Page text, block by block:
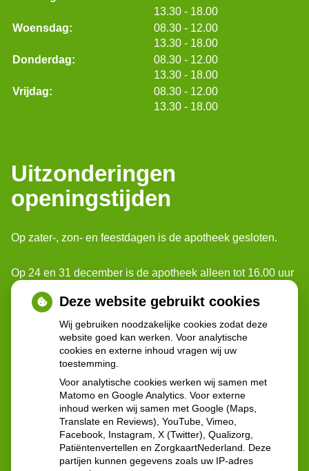
13.30 tot
- 18.00
Woensdag:
08.30 tot
- 12.00
13.30 tot
- 18.00
Donderdag:
08.30 tot
- 12.00
13.30 tot
- 18.00
Vrijdag:
08.30 tot
- 12.00
13.30 tot
- 18.00
Uitzonderingen
openingstijden
Op zater-, zon- en feestdagen is de apotheek gesloten.
Op 24 en 31 december is de apotheek alleen tot 16.00 uur
geopend.
Voor spoedgevallen buiten onze openingstijden, kunt u
terecht bij: Poli-apotheek Reinier de Graaf.
Ze zijn geopend: 24 uur per dag 7 dagen per week
Contactgegevens:
Reinier de Graafweg 5
2625 AD Delft
015 - 212 57 60
Deze website gebruikt cookies
Wij gebruiken noodzakelijke cookies zodat deze
website goed kan werken. Voor analytische
cookies en externe inhoud vragen wij uw
toestemming.
Voor analytische cookies werken wij samen met
Matomo en Google Analytics. Voor externe
inhoud werken wij samen met Google (Maps,
Translate en Reviews), YouTube, Vimeo,
Facebook, Instagram, X (Twitter), Qualizorg,
Patiëntenvertellen en ZorgkaartNederland. Deze
partijen kunnen gegevens zoals uw IP-adres